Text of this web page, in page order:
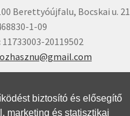
biztosító és elősegítő
marketing és statisztikai
Berettyóújfalu, Bocskai u. 21
1-09
11733003-20119502